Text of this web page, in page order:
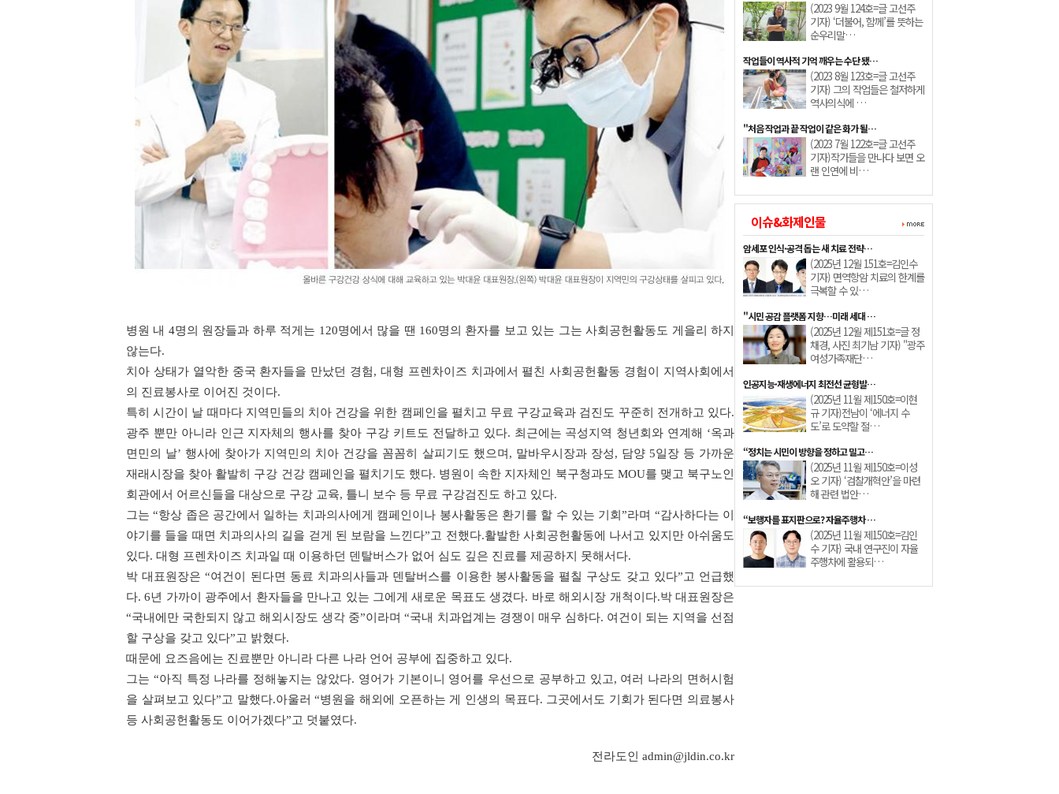
병원 내 4명의 원장들과 하루 적게는 120명에서 많을 땐 160명의 환자를 보고 있는 그는 사회공헌활동도 게을리 하지
않는다.
치아 상태가 열악한 중국 환자들을 만났던 경험, 대형 프렌차이즈 치과에서 펼친 사회공헌활동 경험이 지역사회에서
의 진료봉사로 이어진 것이다.
특히 시간이 날 때마다 지역민들의 치아 건강을 위한 캠페인을 펼치고 무료 구강교육과 검진도 꾸준히 전개하고 있다.
광주 뿐만 아니라 인근 지자체의 행사를 찾아 구강 키트도 전달하고 있다. 최근에는 곡성지역 청년회와 연계해 ‘옥과
면민의 날’ 행사에 찾아가 지역민의 치아 건강을 꼼꼼히 살피기도 했으며, 말바우시장과 장성, 담양 5일장 등 가까운
재래시장을 찾아 활발히 구강 건강 캠페인을 펼치기도 했다. 병원이 속한 지자체인 북구청과도 MOU를 맺고 북구노인
회관에서 어르신들을 대상으로 구강 교육, 틀니 보수 등 무료 구강검진도 하고 있다.
그는 “항상 좁은 공간에서 일하는 치과의사에게 캠페인이나 봉사활동은 환기를 할 수 있는 기회”라며 “감사하다는 이
야기를 들을 때면 치과의사의 길을 걷게 된 보람을 느낀다”고 전했다.활발한 사회공헌활동에 나서고 있지만 아쉬움도
있다. 대형 프렌차이즈 치과일 때 이용하던 덴탈버스가 없어 심도 깊은 진료를 제공하지 못해서다.
박 대표원장은 “여건이 된다면 동료 치과의사들과 덴탈버스를 이용한 봉사활동을 펼칠 구상도 갖고 있다”고 언급했
다. 6년 가까이 광주에서 환자들을 만나고 있는 그에게 새로운 목표도 생겼다. 바로 해외시장 개척이다.박 대표원장은
“국내에만 국한되지 않고 해외시장도 생각 중”이라며 “국내 치과업계는 경쟁이 매우 심하다. 여건이 되는 지역을 선점
할 구상을 갖고 있다”고 밝혔다.
때문에 요즈음에는 진료뿐만 아니라 다른 나라 언어 공부에 집중하고 있다.
그는 “아직 특정 나라를 정해놓지는 않았다. 영어가 기본이니 영어를 우선으로 공부하고 있고, 여러 나라의 면허시험
을 살펴보고 있다”고 말했다.아울러 “병원을 해외에 오픈하는 게 인생의 목표다. 그곳에서도 기회가 된다면 의료봉사
등 사회공헌활동도 이어가겠다”고 덧붙였다.
전라도인 admin@jldin.co.kr
(2023 9월 124호=글 고선주
기자) ‘더불어, 함께’를 뜻하는
순우리말…
작업들이 역사적 기억 깨우는 수단 됐…
(2023 8월 123호=글 고선주
기자) 그의 작업들은 철저하게
역사의식에 …
"처음 작업과 끝 작업이 같은 화가 될…
(2023 7월 122호=글 고선주
기자)작가들을 만나다 보면 오
랜 인연에 비…
이슈&화제인물
암세포 인식·공격 돕는 새 치료 전략…
(2025년 12월 151호=김인수
기자) 면역항암 치료의 한계를
극복할 수 있…
"시민 공감 플랫폼 지향…미래 세대 …
(2025년 12월 제151호=글 정
채경, 사진 최기남 기자) "광주
여성가족재단…
인공지능·재생에너지 최전선 균형발…
(2025년 11월 제150호=이현
규 기자)전남이 ‘에너지 수
도’로 도약할 절…
“정치는 시민이 방향을 정하고 밀고…
(2025년 11월 제150호=이성
오 기자) ‘검찰개혁안’을 마련
해 관련 법안…
“보행자를 표지판으로? 자율주행차 …
(2025년 11월 제150호=김인
수 기자) 국내 연구진이 자율
주행차에 활용되…